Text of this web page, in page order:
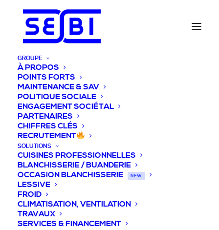
GROUPE
À PROPOS
POINTS FORTS
MAINTENANCE & SAV
POLITIQUE SOCIALE
ENGAGEMENT SOCIÉTAL
PARTENAIRES
CHIFFRES CLÉS
RECRUTEMENT
SOLUTIONS
CUISINES PROFESSIONNELLES
BLANCHISSERIE / BUANDERIE
OCCASION BLANCHISSERIE
NEW
LESSIVE
FROID
CLIMATISATION, VENTILATION
TRAVAUX
SERVICES & FINANCEMENT